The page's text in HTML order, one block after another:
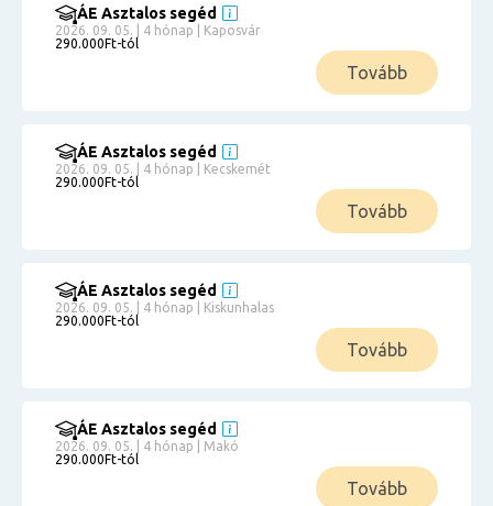
ÁE Asztalos segéd
2026. 09. 05. | 4 hónap | Kaposvár
290.000Ft-tól
Tovább
ÁE Asztalos segéd
2026. 09. 05. | 4 hónap | Kecskemét
290.000Ft-tól
Tovább
ÁE Asztalos segéd
2026. 09. 05. | 4 hónap | Kiskunhalas
290.000Ft-tól
Tovább
ÁE Asztalos segéd
2026. 09. 05. | 4 hónap | Makó
290.000Ft-tól
Tovább